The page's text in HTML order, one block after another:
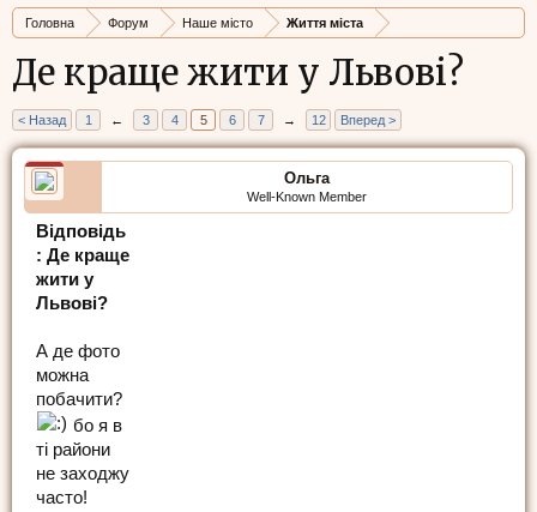
Головна Форум Наше місто Життя міста
Де краще жити у Львові?
< Назад 1 ← 3 4 5 6 7 → 12 Вперед >
Ольга
Well-Known Member
Відповідь
: Де краще
жити у
Львові?
А де фото
можна
побачити?
бо я в
ті райони
не заходжу
часто!